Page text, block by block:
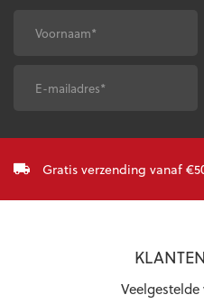
worden
productpagina
Voornaam*
Gratis verzending vanaf
Veelgestelde